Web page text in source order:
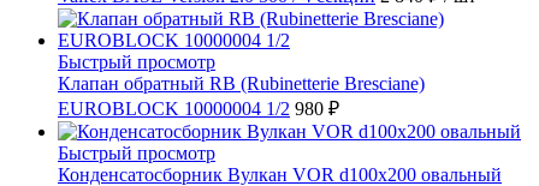
Быстрый просмотр
Клапан обратный RB (Rubinetterie Bresciane)
EUROBLOCK 10000004 1/2 980 ₽
Быстрый просмотр
Конденсатосборник Вулкан VOR d100x200 овальный